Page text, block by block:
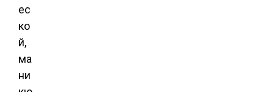
ес
ко
й,
ма
ни